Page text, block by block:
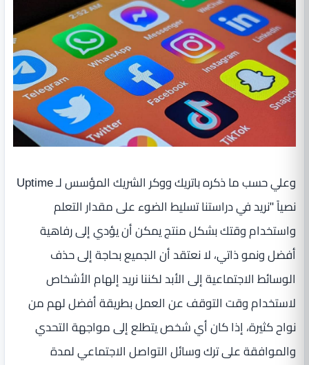
وعلي حسب ما ذكره باتريك ووكر الشريك المؤسس لـ Uptime
نصياً "نريد في دراستنا تسليط الضوء على مقدار التعلم
واستخدام وقتك بشكل منتج يمكن أن يؤدي إلى رفاهية
أفضل ونمو ذاتي، لا نعتقد أن الجميع بحاجة إلى حذف
الوسائط الاجتماعية إلى الأبد لكننا نريد إلهام الأشخاص
لاستخدام وقت التوقف عن العمل بطريقة أفضل لهم من
نواح كثيرة، إذا كان أي شخص يتطلع إلى مواجهة التحدي
والموافقة على ترك وسائل التواصل الاجتماعي لمدة